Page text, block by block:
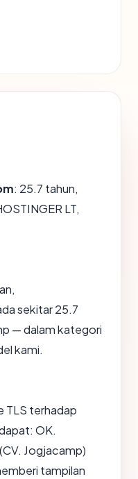
: 25.7 tahun,
LT,
sekitar 25.7
— dalam kategori
kami.
TLS terhadap
OK.
Jogjacamp)
tampilan